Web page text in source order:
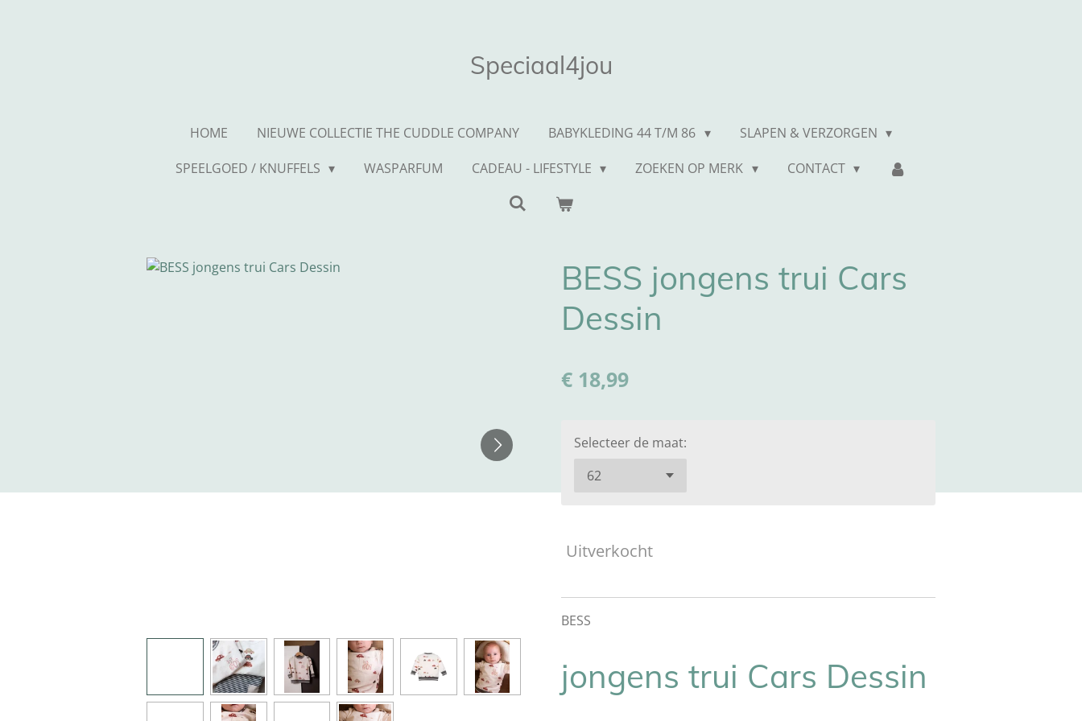
Speciaal4jou
HOME NIEUWE COLLECTIE THE CUDDLE COMPANY BABYKLEDING 44 T/M 86
SLAPEN & VERZORGEN
SPEELGOED / KNUFFELS
WASPARFUM CADEAU - LIFESTYLE ZOEKEN OP MERK CONTACT
BESS jongens trui Cars
Dessin
€ 18,99
Selecteer de maat:
Uitverkocht
BESS
jongens trui Cars Dessin